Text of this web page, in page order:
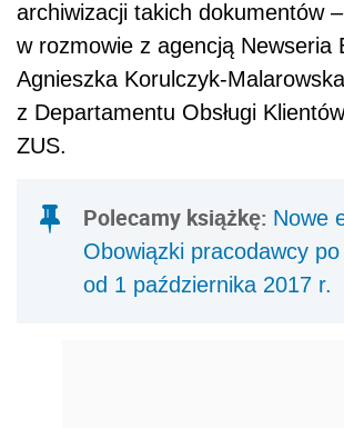
archiwizacji takich dokumentów
w rozmowie z agencją Newseria
Agnieszka Korulczyk-Malarowska
z Departamentu Obsługi
ZUS.
Polecamy książkę: Nowe
Obowiązki pracodawcy
od 1 października 2017 r.